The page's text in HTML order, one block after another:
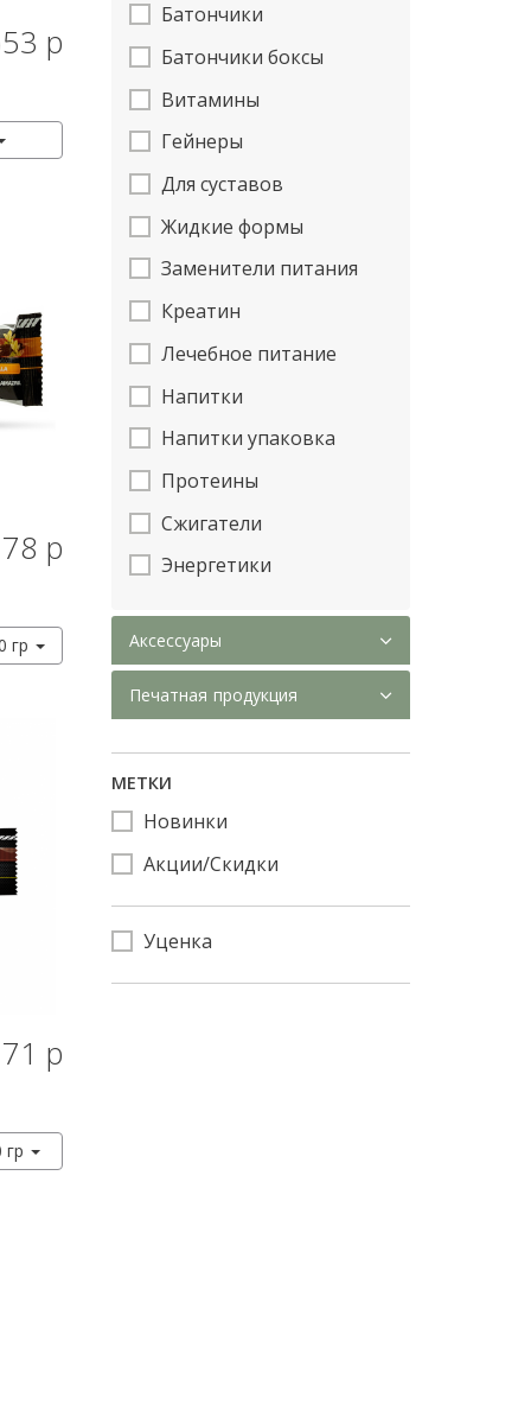
р
78 р
гр
71 р
Батончики
Батончики боксы
Витамины
Гейнеры
Для суставов
Жидкие формы
Заменители питания
Креатин
Лечебное питание
Напитки
Напитки упаковка
Протеины
Сжигатели
Энергетики
Аксессуары
Печатная продукция
МЕТКИ
Новинки
Акции/Скидки
Уценка